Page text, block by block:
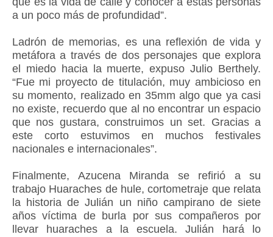
a un poco más de profundidad”.
Ladrón de memorias, es una reflexión de vida y
metáfora a través de dos personajes que explora
el miedo hacia la muerte, expuso Julio Berthely.
“Fue mi proyecto de titulación, muy ambicioso en
su momento, realizado en 35mm algo que ya casi
no existe, recuerdo que al no encontrar un espacio
que nos gustara, construimos un set. Gracias a
este corto estuvimos en muchos festivales
nacionales e internacionales”.
Finalmente, Azucena Miranda se refirió a su
trabajo Huaraches de hule, cortometraje que relata
la historia de Julián un niño campirano de siete
años víctima de burla por sus compañeros por
llevar huaraches a la escuela. Julián hará lo